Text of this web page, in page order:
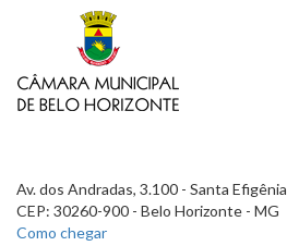
Av. dos Andradas, 3.100 - Santa Efigênia
CEP: 30260-900 - Belo Horizonte - MG
Como chegar